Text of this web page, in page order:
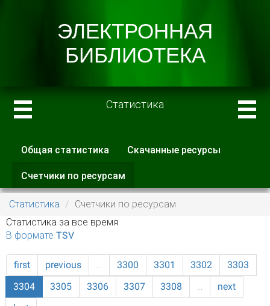
Статистика
Главные вкладки
Общая статистика Скачанные ресурсы
Счетчики по ресурсам
вкладка)
Статистика
Счетчики по ресурсам
Статистика за все время
В формате TSV
first previous … 3300 3301 3302
3303
3304
3305 3306 3307 3308 …
next